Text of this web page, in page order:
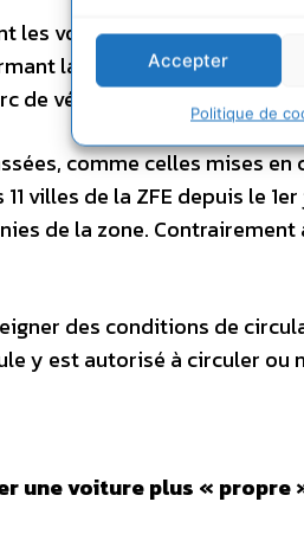
Accepter
Politique de
les voitures particulières
la ZFE dès 2023, ce qui
de véhicules circulant
comme celles mises en
villes de la ZFE depuis le 1er
de la zone.
des conditions de
y est autorisé à circuler ou
une voiture plus « propre